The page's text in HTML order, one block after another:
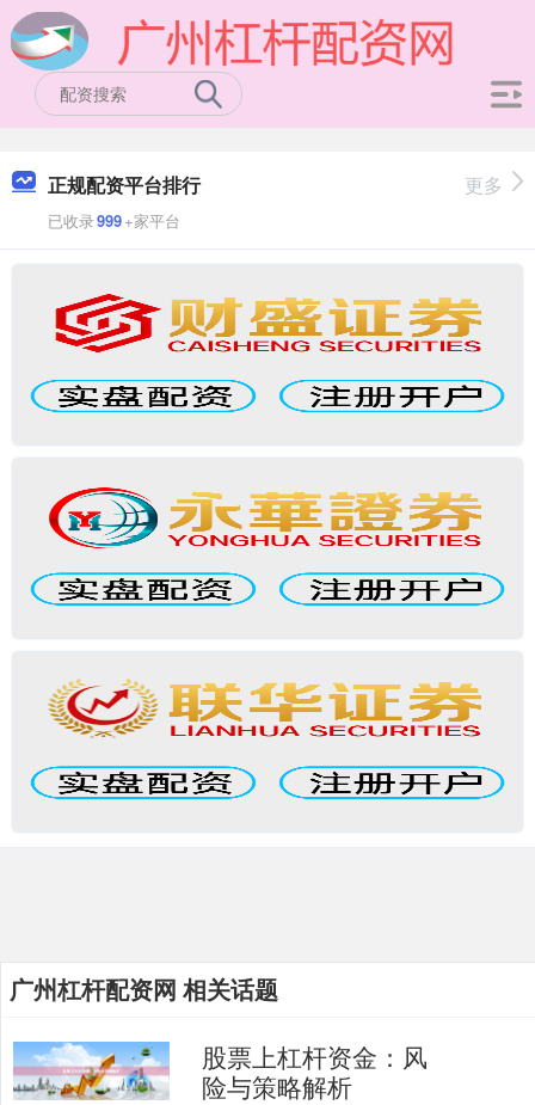
正规配资平台排行
已收录999+家平台
更多
广州杠杆配资网 相关话题
股票上杠杆资金：风
险与策略解析